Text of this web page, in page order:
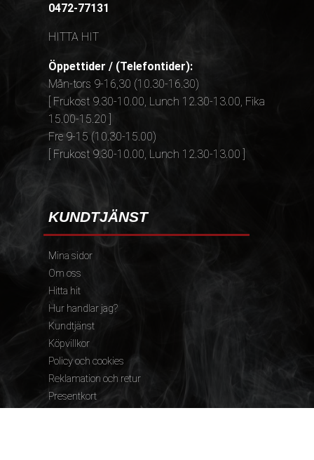
0472-77131
HITTA HIT
Öppettider / (Telefontider):
Mån-tors 9-16,30 (10.30-16.30)
[ Frukost 9.30-10.00, Lunch 12.30-13.00, Fika
15.00-15.20 ]
Fre 9-15 (10.30-15.00)
[ Frukost 9.30-10.00, Lunch 12.30-13.00 ]
KUNDTJÄNST
Mina sidor
Om oss
Hitta hit
Hur handlar jag?
Kundtjänst
Köpvillkor
Policy och cookies
Reklamation och retur
Presentkort